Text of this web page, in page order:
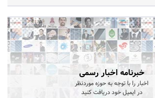
خبرنامه اخبار رسمی
اخبار را با توجه به حوزه موردنظر
در ایمیل خود دریافت کنید